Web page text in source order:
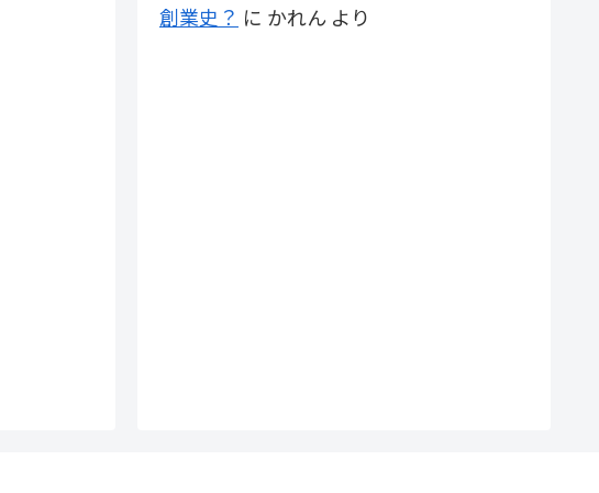
創業史？ に かれん より